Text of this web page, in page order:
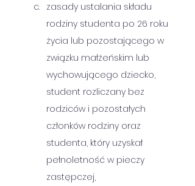
zasady ustalania składu
rodziny studenta po 26 roku
życia lub pozostającego w
związku małżeńskim lub
wychowującego dziecko,
student rozliczany bez
rodziców i pozostałych
członków rodziny oraz
studenta, który uzyskał
pełnoletność w pieczy
zastępczej,